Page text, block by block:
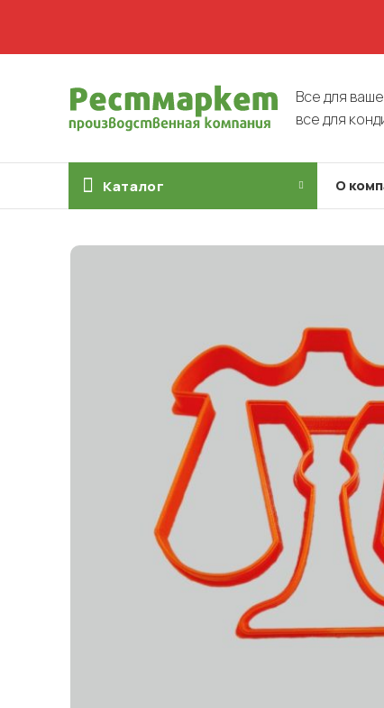
Все для
все для
Каталог О